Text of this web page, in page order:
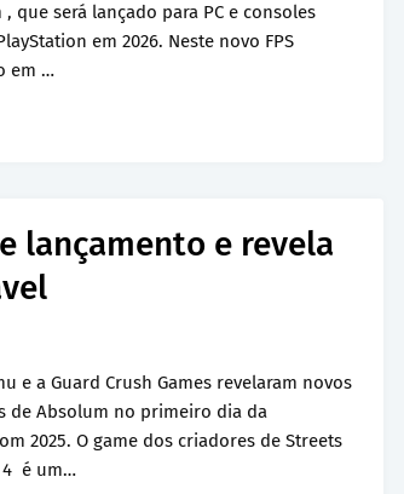
, que será lançado para PC e consoles
em 2026. Neste novo FPS
em …
lançamento e revela
e a Guard Crush Games revelaram novos
de Absolum no primeiro dia da
2025. O game dos criadores de Streets
4 é um…